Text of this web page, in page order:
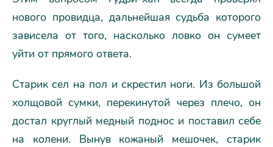
нового провидца, дальнейшая судьба которого
зависела от того, насколько ловко он сумеет
уйти от прямого ответа.
Старик сел на пол и скрестил ноги. Из большой
холщовой сумки, перекинутой через плечо, он
достал круглый медный поднос и поставил себе
на колени. Вынув кожаный мешочек, старик